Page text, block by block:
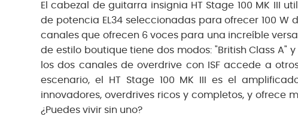
El cabezal de guitarra insignia HT Stage 100 MK III
de potencia EL34 seleccionadas para ofrecer 100
canales que ofrecen 6 voces para una increíble
de estilo boutique tiene dos modos: "British Class A"
los dos canales de overdrive con ISF accede a
escenario, el HT Stage 100 MK III es el
innovadores, overdrives ricos y completos, y ofrece
¿Puedes vivir sin uno?